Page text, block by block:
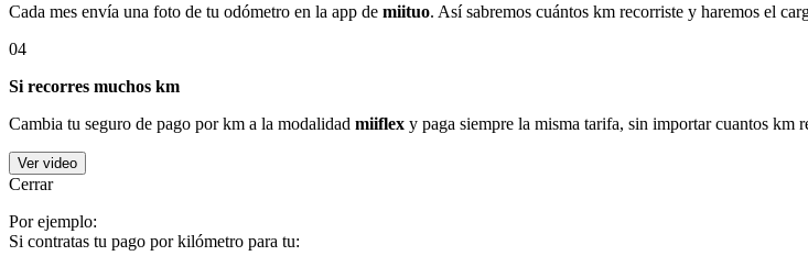
Cada mes envía una foto de tu odómetro en la app de miituo. Así sabremos cuántos km recorriste y haremos el
04
Si recorres muchos km
Cambia tu seguro de pago por km a la modalidad miiflex y paga siempre la misma tarifa, sin importar cuantos km
Ver video
Cerrar
Por ejemplo:
Si contratas tu pago por kilómetro para tu: